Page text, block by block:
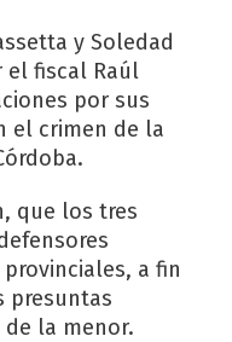
y Soledad
fiscal Raúl
por sus
el crimen de la
que los tres
a fin
presuntas
la menor.